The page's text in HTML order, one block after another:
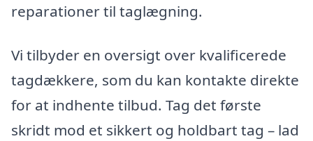
reparationer til taglægning.
Vi tilbyder en oversigt over kvalificerede
tagdækkere, som du kan kontakte direkte
for at indhente tilbud. Tag det første
skridt mod et sikkert og holdbart tag – lad